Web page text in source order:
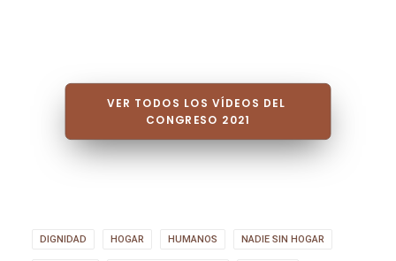
VER TODOS LOS VÍDEOS DEL
CONGRESO 2021
DIGNIDAD HOGAR HUMANOS NADIE SIN HOGAR